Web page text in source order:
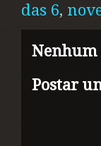
das 6,
Postar